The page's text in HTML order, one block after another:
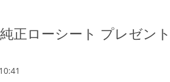
正ローシート プレゼン